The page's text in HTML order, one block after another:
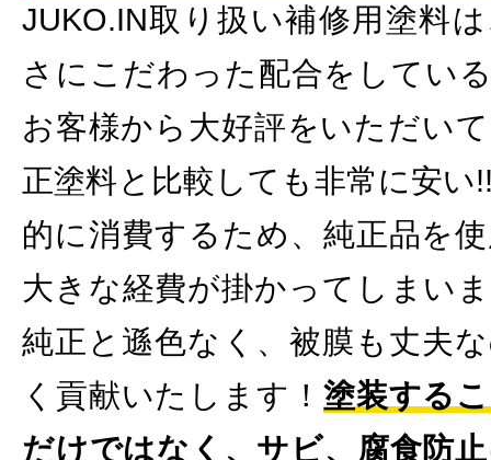
JUKO.IN取り扱い補修用塗料
さにこだわった配合をしてい
お客様から大好評をいただい
正塗料と比較しても非常に安
的に消費するため、純正品を
大きな経費が掛かってしまい
純正と遜色なく、被膜も丈夫
く貢献いたします！ 塗装する
だけではなく、サビ、腐食防